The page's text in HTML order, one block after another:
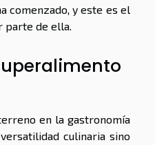
comenzado, y este es el
parte de ella.
en la gastronomía
culinaria sino